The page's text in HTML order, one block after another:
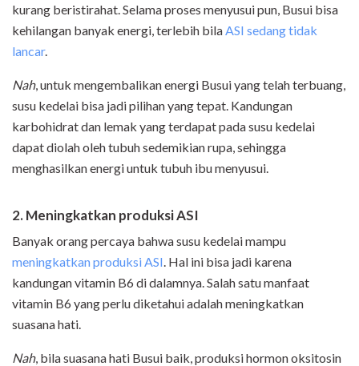
kurang beristirahat. Selama proses menyusui pun, Busui bisa
kehilangan banyak energi, terlebih bila ASI sedang tidak
lancar.
Nah, untuk mengembalikan energi Busui yang telah terbuang,
susu kedelai bisa jadi pilihan yang tepat. Kandungan
karbohidrat dan lemak yang terdapat pada susu kedelai
dapat diolah oleh tubuh sedemikian rupa, sehingga
menghasilkan energi untuk tubuh ibu menyusui.
2. Meningkatkan produksi ASI
Banyak orang percaya bahwa susu kedelai mampu
meningkatkan produksi ASI . Hal ini bisa jadi karena
kandungan vitamin B6 di dalamnya. Salah satu manfaat
vitamin B6 yang perlu diketahui adalah meningkatkan
suasana hati.
Nah, bila suasana hati Busui baik, produksi hormon oksitosin